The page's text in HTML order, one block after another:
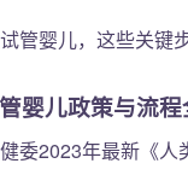
婴儿，这些关键
婴儿政策与流
2023年最新《人